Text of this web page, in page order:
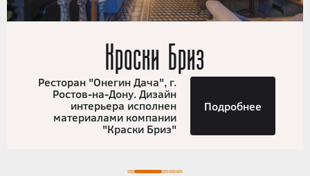
Краски Бриз
Ресторан "Онегин Дача", г.
Ростов-на-Дону. Дизайн
интерьера исполнен
материалами компании
"Краски Бриз"
Подробнее